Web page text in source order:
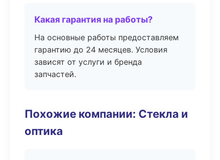
Какая гарантия на работы?
На основные работы предоставляем
гарантию до 24 месяцев. Условия
зависят от услуги и бренда
запчастей.
Похожие компании: Стекла и
оптика